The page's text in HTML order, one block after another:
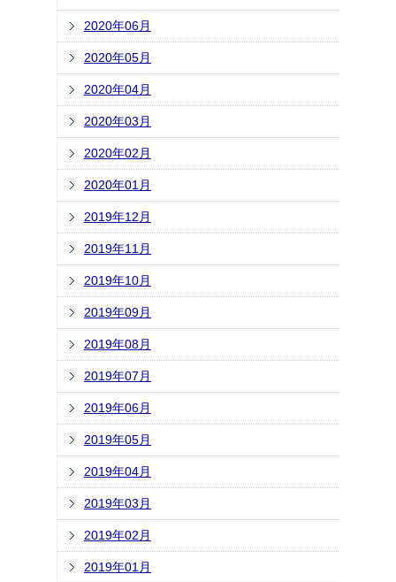
2020年06月
2020年05月
2020年04月
2020年03月
2020年02月
2020年01月
2019年12月
2019年11月
2019年10月
2019年09月
2019年08月
2019年07月
2019年06月
2019年05月
2019年04月
2019年03月
2019年02月
2019年01月